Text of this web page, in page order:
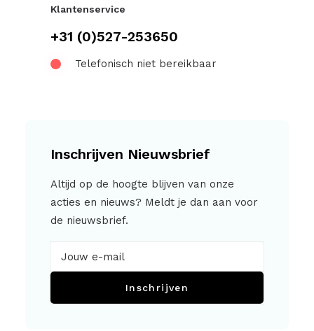
Klantenservice
+31 (0)527-253650
Telefonisch niet bereikbaar
Inschrijven Nieuwsbrief
Altijd op de hoogte blijven van onze
acties en nieuws? Meldt je dan aan voor
de nieuwsbrief.
Inschrijven